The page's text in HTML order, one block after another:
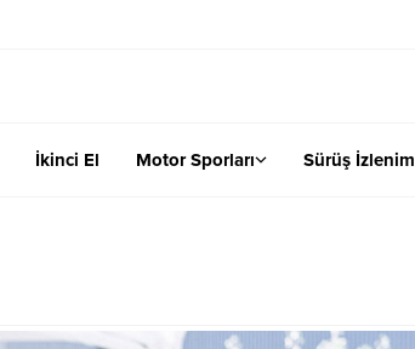
İkinci El Motor Sporları Sürüş